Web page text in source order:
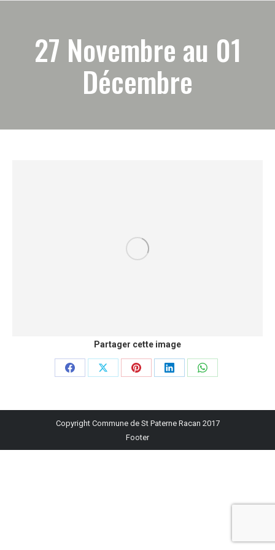
27 Novembre au 01
Décembre
Partager cette image
Partager
Facebook
Partager
X
Partager
Pinterest
Partager
LinkedIn
Partager
WhatsApp
Copyright Commune de St Paterne Racan 2017
Footer